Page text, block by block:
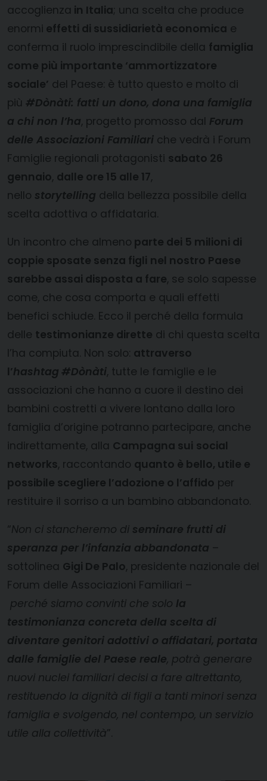
accoglienza in Italia; una scelta che produce
enormi effetti di sussidiarietà economica e
conferma il ruolo imprescindibile della famiglia
come più importante ‘ammortizzatore
sociale’ del Paese: è tutto questo e molto di
più #Dònàti: fatti un dono, dona una famiglia
a chi non l’ha, progetto promosso dal Forum
delle Associazioni Familiari che vedrà i Forum
Famiglie regionali protagonisti sabato 26
gennaio, dalle ore 15 alle 17,
nello storytelling della bellezza possibile della
scelta adottiva o affidataria.
Un incontro che almeno parte dei 5 milioni di
coppie sposate senza figli nel nostro Paese
sarebbe assai disposta a fare, se solo sapesse
come, che cosa comporta e quali effetti
benefici schiude. Ecco il perché della formula
delle testimonianze dirette di chi questa scelta
l’ha compiuta. Non solo: attraverso
l’hashtag #Dònàti, tutte le famiglie e le
associazioni che hanno a cuore il destino dei
bambini costretti a vivere lontano dalla loro
famiglia d’origine potranno partecipare, anche
indirettamente, alla Campagna sui social
networks, raccontando quanto è bello, utile e
possibile scegliere l’adozione o l’affido per
restituire il sorriso a un bambino abbandonato.
“Non ci stancheremo di seminare frutti di
speranza per l’infanzia abbandonata –
sottolinea Gigi De Palo, presidente nazionale del
Forum delle Associazioni Familiari –
perché siamo convinti che solo la
testimonianza concreta della scelta di
diventare genitori adottivi o affidatari, portata
dalle famiglie del Paese reale, potrà generare
nuovi nuclei familiari decisi a fare altrettanto,
restituendo la dignità di figli a tanti minori senza
famiglia e svolgendo, nel contempo, un servizio
utile alla collettività”.